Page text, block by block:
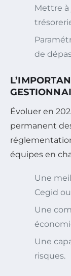
Mettre
de
Évoluer en
permanent
équipes en
Une
Cegid
Une
Une
risques.